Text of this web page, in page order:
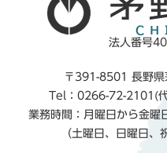
法人番号
〒391-8501 長野県
Tel：0266-72-2101(
業務時間：月曜日から金
（土曜日、日曜日、